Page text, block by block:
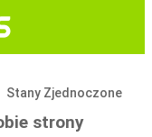
Stany Zjednoczone
strony